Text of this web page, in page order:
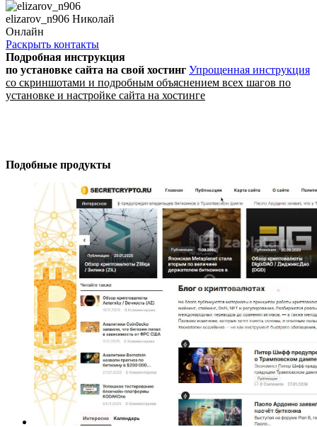
elizarov_n906 Николай
Онлайн
Раскрыть контакты
Подробная инструкция
по установке сайта на свой хостинг Упрощенная инструкция
со скриншотами и подробным объяснением всех шагов по
установке и настройке сайта на хостинге
Подобные продукты